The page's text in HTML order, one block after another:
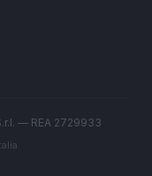
— REA 2729933